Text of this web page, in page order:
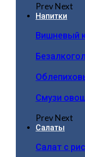
PrevNext
Напитки
Вишневый
Смузи
PrevNext
Салаты
Салат с